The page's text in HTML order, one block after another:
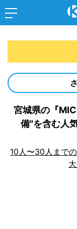
宮城県の『
備"を含む人
10人〜30人まで